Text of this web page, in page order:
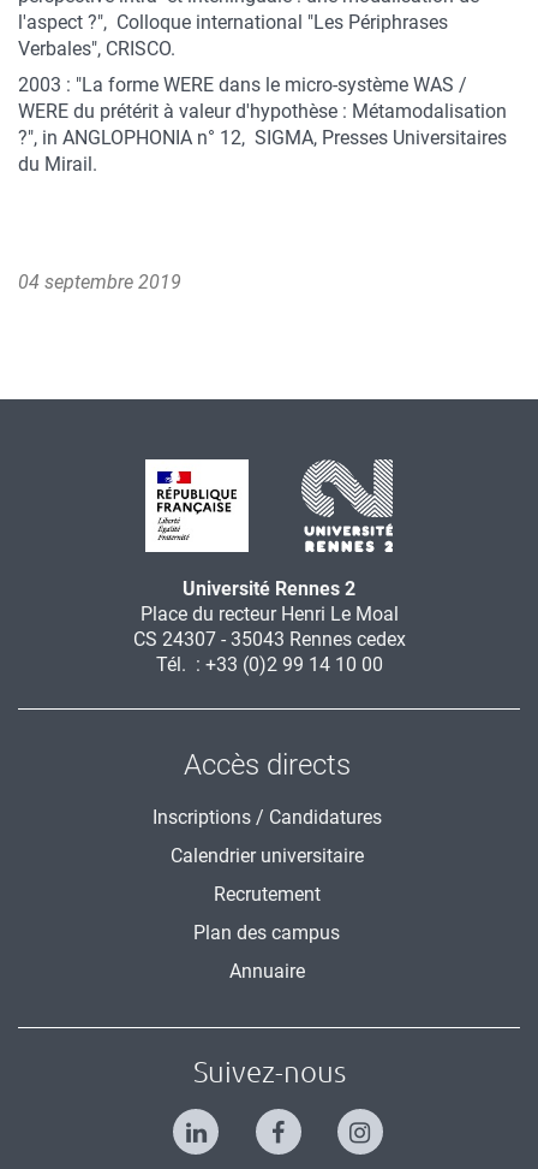
l'aspect ?", Colloque international "Les Périphrases
Verbales", CRISCO.
2003 : "La forme WERE dans le micro-système WAS /
WERE du prétérit à valeur d'hypothèse : Métamodalisation
?", in ANGLOPHONIA n° 12, SIGMA, Presses Universitaires
du Mirail.
04 septembre 2019
Université Rennes 2
Place du recteur Henri Le Moal
CS 24307 - 35043 Rennes cedex
Tél. : +33 (0)2 99 14 10 00
Accès directs
Inscriptions / Candidatures
Calendrier universitaire
Recrutement
Plan des campus
Annuaire
Suivez-nous